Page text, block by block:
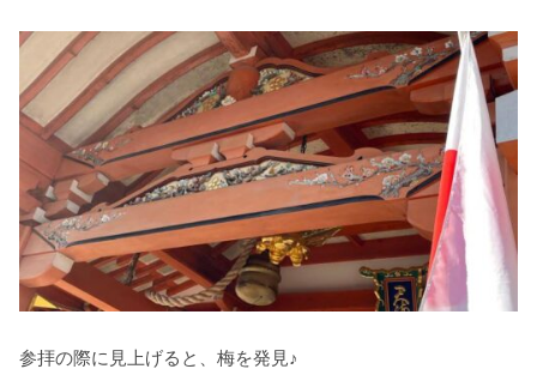
参拝の際に見上げると、梅を発見♪